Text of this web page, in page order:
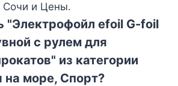
Сочи и Цены.
"Электрофойл efoil G-foil
с рулем для
из категории
на море, Спорт?